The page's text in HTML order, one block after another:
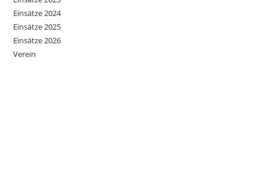
Einsätze 2024
Einsätze 2025
Einsätze 2026
Verein